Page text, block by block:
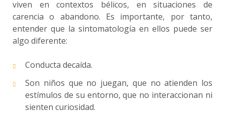
viven en contextos bélicos, en situaciones de
carencia o abandono. Es importante, por tanto,
entender que la sintomatología en ellos puede ser
algo diferente:
Conducta decaída.
Son niños que no juegan, que no atienden los
estímulos de su entorno, que no interaccionan ni
sienten curiosidad.